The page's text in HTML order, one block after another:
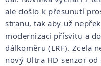
ale došlo k přesunutí
stranu, tak aby už
modernizaci přísvitu a
dálkoměru (LRF). Zcela
nový Ultra HD senzor